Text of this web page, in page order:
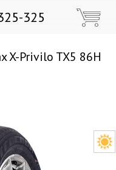
325
X-Privilo TX5 86H